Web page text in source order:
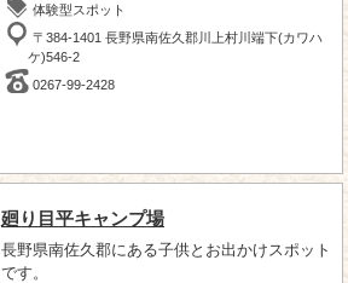
体験型スポット
〒384-1401 長野県南佐久郡川上村川端下(カワハ
ケ)546-2
0267-99-2428
廻り目平キャンプ場
長野県南佐久郡にある子供とお出かけスポット
です。